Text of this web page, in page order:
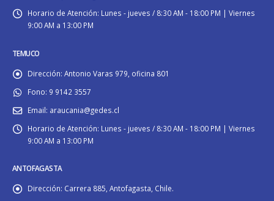
Horario de Atención: Lunes - jueves / 8:30 AM - 18:00 PM | Viernes
9:00 AM a 13:00 PM
TEMUCO
Dirección: Antonio Varas 979, oficina 801
Fono: 9 9142 3557
Email: araucania@gedes.cl
Horario de Atención: Lunes - jueves / 8:30 AM - 18:00 PM | Viernes
9:00 AM a 13:00 PM
ANTOFAGASTA
Dirección: Carrera 885, Antofagasta, Chile.